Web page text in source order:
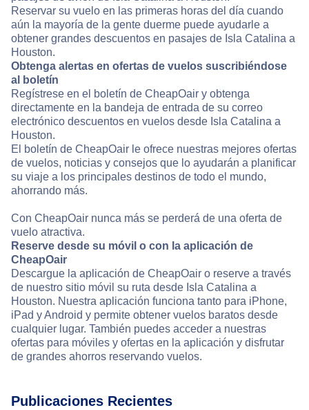
Reservar su vuelo en las primeras horas del día cuando
aún la mayoría de la gente duerme puede ayudarle a
obtener grandes descuentos en pasajes de Isla Catalina a
Houston.
Obtenga alertas en ofertas de vuelos suscribiéndose
al boletín
Regístrese en el boletín de CheapOair y obtenga
directamente en la bandeja de entrada de su correo
electrónico descuentos en vuelos desde Isla Catalina a
Houston.
El boletín de CheapOair le ofrece nuestras mejores ofertas
de vuelos, noticias y consejos que lo ayudarán a planificar
su viaje a los principales destinos de todo el mundo,
ahorrando más.
Con CheapOair nunca más se perderá de una oferta de
vuelo atractiva.
Reserve desde su móvil o con la aplicación de
CheapOair
Descargue la aplicación de CheapOair o reserve a través
de nuestro sitio móvil su ruta desde Isla Catalina a
Houston. Nuestra aplicación funciona tanto para iPhone,
iPad y Android y permite obtener vuelos baratos desde
cualquier lugar. También puedes acceder a nuestras
ofertas para móviles y ofertas en la aplicación y disfrutar
de grandes ahorros reservando vuelos.
Publicaciones Recientes